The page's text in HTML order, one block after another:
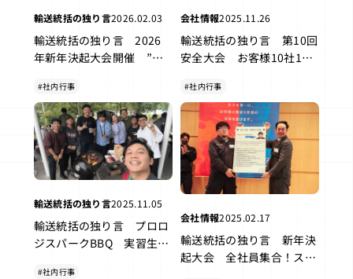
輸送統括の独り言2026.02.03
輸送統括の独り言 2026
年新年決起大会開催 ”ス
に！” おまけ「ナマコ捌
いてますか？」
#社内行事
会社情報2025.11.26
輸送統括の独り言 第10回
安全大会 お客様10社18
ン 全社員集合
#社内行事
輸送統括の独り言2025.11.05
輸送統括の独り言 プロロ
ジスパークBBQ 実習生も
#社内行事
会社情報2025.02.17
輸送統括の独り言 新年決
起大会 全社員集合！スタ